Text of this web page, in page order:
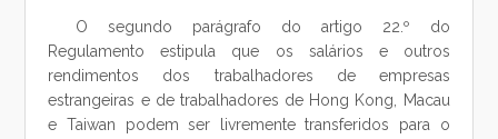
O segundo parágrafo do artigo 22.º do
Regulamento estipula que os salários e outros
rendimentos dos trabalhadores de empresas
estrangeiras e de trabalhadores de Hong Kong, Macau
e Taiwan podem ser livremente transferidos para o